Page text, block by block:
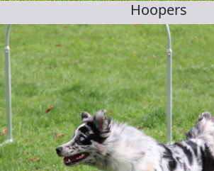
Hoopers